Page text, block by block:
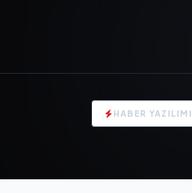
HABER YAZILIMI